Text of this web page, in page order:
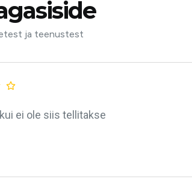
ja teenustest
ei ole siis tellitakse